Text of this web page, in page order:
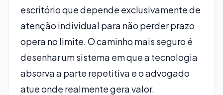
escritório que depende exclusivamente de
atenção individual para não perder prazo
opera no limite. O caminho mais seguro é
desenhar um sistema em que a tecnologia
absorvaa parte repetitiva e o advogado
atue onde realmente gera valor.